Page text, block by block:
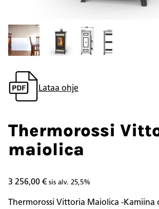
Lataa ohje
Thermorossi
maiolica
3 256,00 € sis alv. 25,5%
Thermorossi Vittoria Maiolica -Kamiina